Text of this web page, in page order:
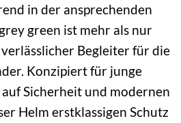
in der ansprechenden
green ist mehr als nur
Begleiter für die
Konzipiert für junge
Sicherheit und modernen
Helm erstklassigen Schutz